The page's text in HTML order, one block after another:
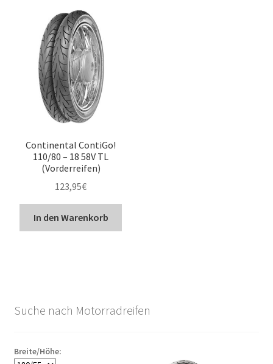
Continental ContiGo!
110/80 – 18 58V TL
(Vorderreifen)
123,95€
In den Warenkorb
Suche nach Motorradreifen
Breite/Höhe: